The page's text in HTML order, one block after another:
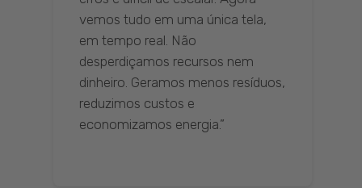
vemos tudo em uma única tela,
em tempo real. Não
desperdiçamos recursos nem
dinheiro. Geramos menos resíduos,
reduzimos custos e
economizamos energia.”